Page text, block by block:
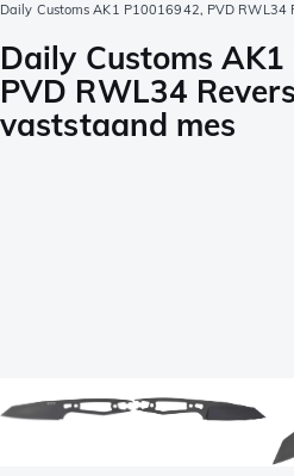
Daily Customs AK1 P10016942, PVD RWL34
Daily Customs
PVD RWL34
vaststaand mes